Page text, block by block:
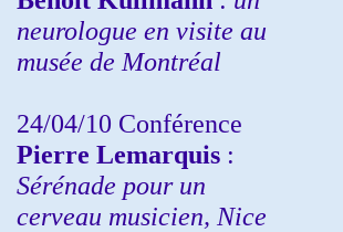
neurologue en visite au
musée de Montréal
24/04/10 Conférence
Pierre Lemarquis :
Sérénade pour un
cerveau musicien, Nice